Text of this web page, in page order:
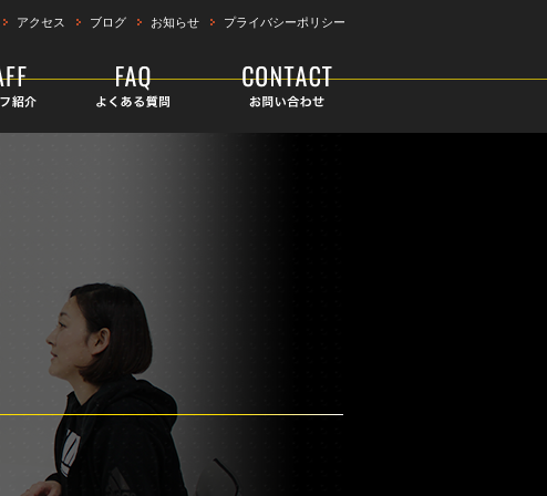
アクセス ブログ お知らせ プライバシーポリシー